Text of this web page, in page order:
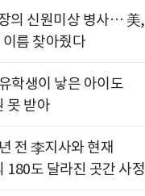
의 신원미상 병사… 美,
름 찾아줬다
학생이 낳은 아이도
못 받아
전 李지사와 현재
180도 달라진 곳간 사정